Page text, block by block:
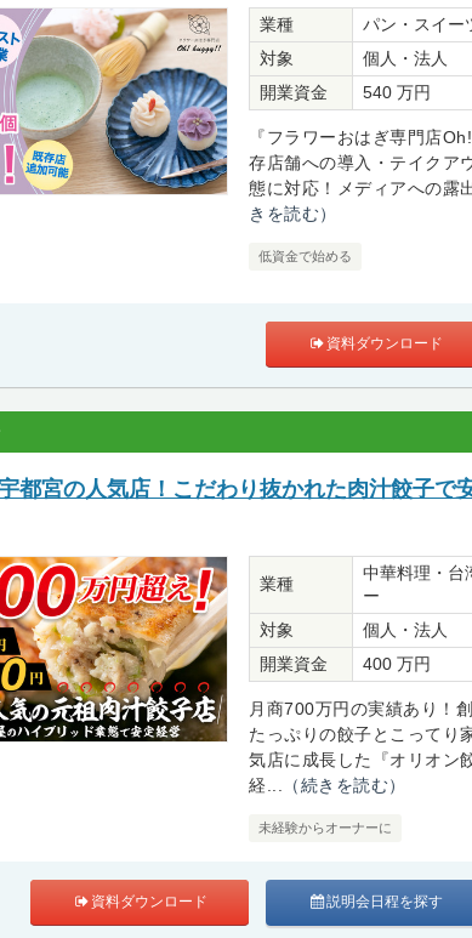
業種
パン・スイー
対象
個人・法人
開業資金
540 万円
『フラワーおはぎ専門店
存店舗への導入・テイクア
態に対応！メディアへの露
きを読む）
低資金で始める
資料ダウンロード
都宮の人気店！こだわり抜かれた肉汁餃子で
業種
中華料理・台
ー
対象
個人・法人
開業資金
400 万円
月商700万円の実績あり！
たっぷりの餃子とこってり
気店に成長した『オリオン
経...
（続きを読む）
未経験からオーナーに
資料ダウンロード 説明会日程を探す